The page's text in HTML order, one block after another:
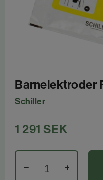
Barnelektroder
Schiller
1 291 SEK